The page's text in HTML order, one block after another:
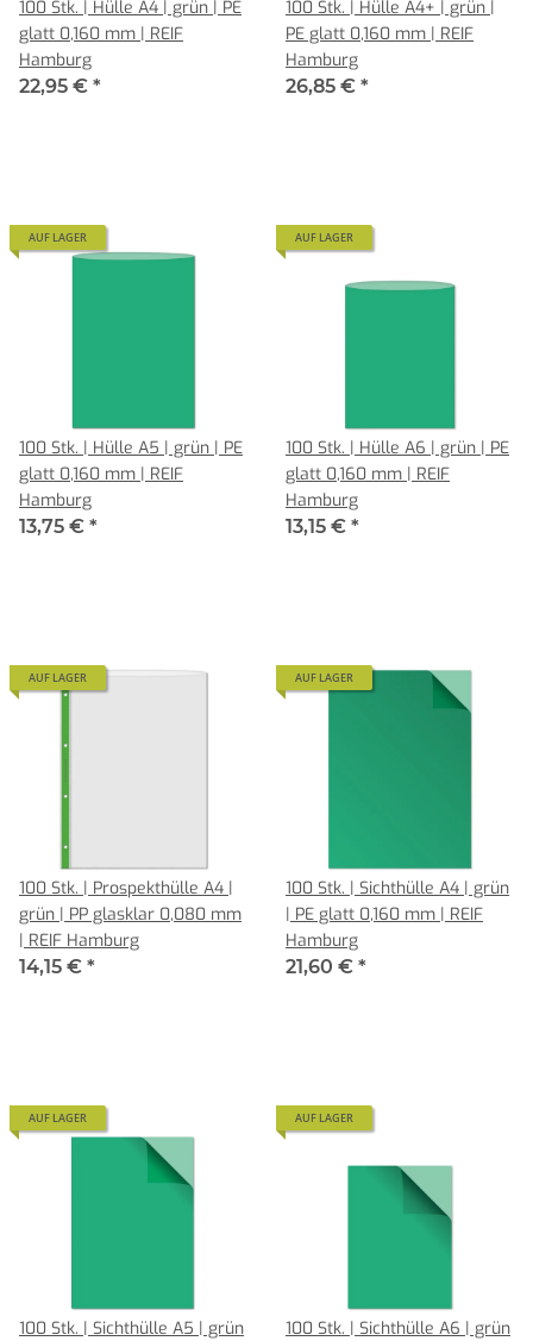
100 Stk. | Hülle A4 | grün | PE
glatt 0,160 mm | REIF
Hamburg
22,95 € *
100 Stk. | Hülle A4+ | grün |
PE glatt 0,160 mm | REIF
Hamburg
26,85 € *
AUF LAGER
100 Stk. | Hülle A5 | grün | PE
glatt 0,160 mm | REIF
Hamburg
13,75 € *
AUF LAGER
100 Stk. | Hülle A6 | grün | PE
glatt 0,160 mm | REIF
Hamburg
13,15 € *
AUF LAGER
100 Stk. | Prospekthülle A4 |
grün | PP glasklar 0,080 mm
| REIF Hamburg
14,15 € *
AUF LAGER
100 Stk. | Sichthülle A4 | grün
| PE glatt 0,160 mm | REIF
Hamburg
21,60 € *
AUF LAGER
100 Stk. | Sichthülle A5 | grün
AUF LAGER
100 Stk. | Sichthülle A6 | grün